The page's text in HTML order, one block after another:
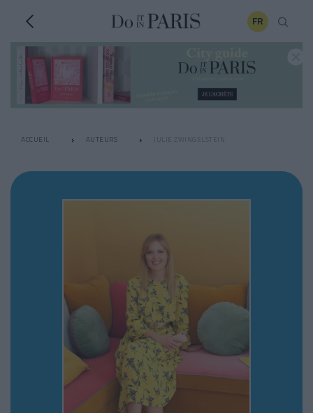
FR
ACCUEIL AUTEURS JULIE ZWINGELSTEIN